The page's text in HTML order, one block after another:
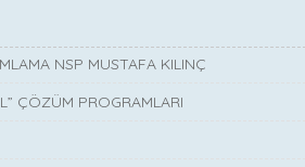
NSP MUSTAFA KILINÇ
ÇÖZÜM PROGRAMLARI